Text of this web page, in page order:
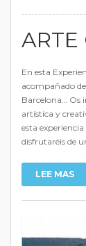
ARTE
En esta
acompañado
Barcelona… Os
artística y
esta
disfrutaréis de
LEE MAS